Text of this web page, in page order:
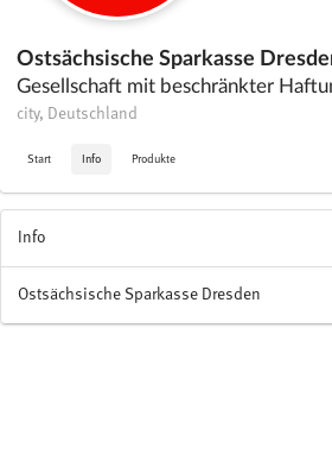
Ostsächsische Sparkasse
Gesellschaft mit beschränkter
city, Deutschland
Start Info Produkte
Info
Ostsächsische Sparkasse Dresden